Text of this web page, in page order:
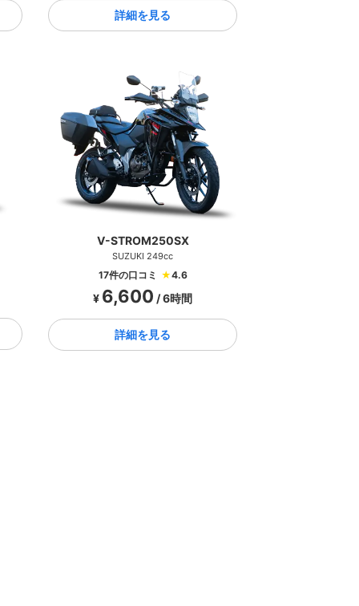
詳細を見る
V-STROM250SX
SUZUKI 249cc
17件の口コミ ★4.6
¥ 6,600 / 6時間
詳細を見る